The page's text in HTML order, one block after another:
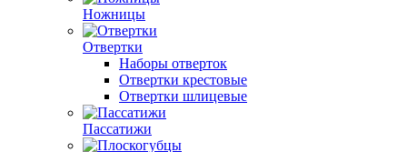
Ножницы
Отвертки
Наборы отверток
Отвертки крестовые
Отвертки шлицевые
Пассатижи